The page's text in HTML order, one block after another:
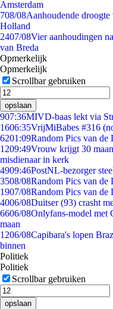
Amsterdam
708/08Aanhoudende
Holland
2407/08Vier aanhoudingen
van Breda
Opmerkelijk
Opmerkelijk
Scrollbar gebruiken
opslaan
907:36MIVD-baas lekt via
1606:35VrijMiBabes #316
6201:09Random Pics van de
1209:49Vrouw krijgt 30
misdienaar in kerk
4909:46PostNL-bezorger
3508/08Random Pics van de
1907/08Random Pics van de
4006/08Duitser (93) crasht
6606/08Onlyfans-model met
maan
1206/08Capibara's lopen
binnen
Politiek
Politiek
Scrollbar gebruiken
opslaan